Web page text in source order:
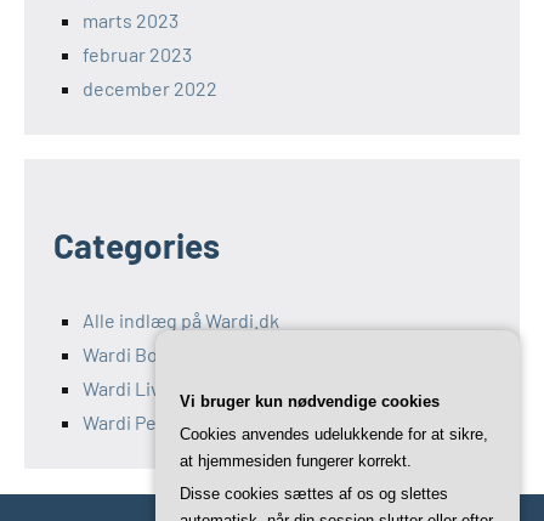
marts 2023
februar 2023
december 2022
Categories
Alle indlæg på Wardi.dk
Wardi Bolig
Wardi Livsstil
Wardi Penge
Vi bruger kun nødvendige cookies
Cookies anvendes udelukkende for at sikre,
at hjemmesiden fungerer korrekt.
Disse cookies sættes af os og slettes